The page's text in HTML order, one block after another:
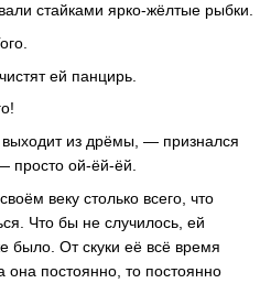
стайками ярко-жёлтые рыбки.
ей панцирь.
из дрёмы, — признался
просто ой-ёй-ёй.
веку столько всего, что
Что бы не случилось, ей
было. От скуки её всё время
она постоянно, то постоянно